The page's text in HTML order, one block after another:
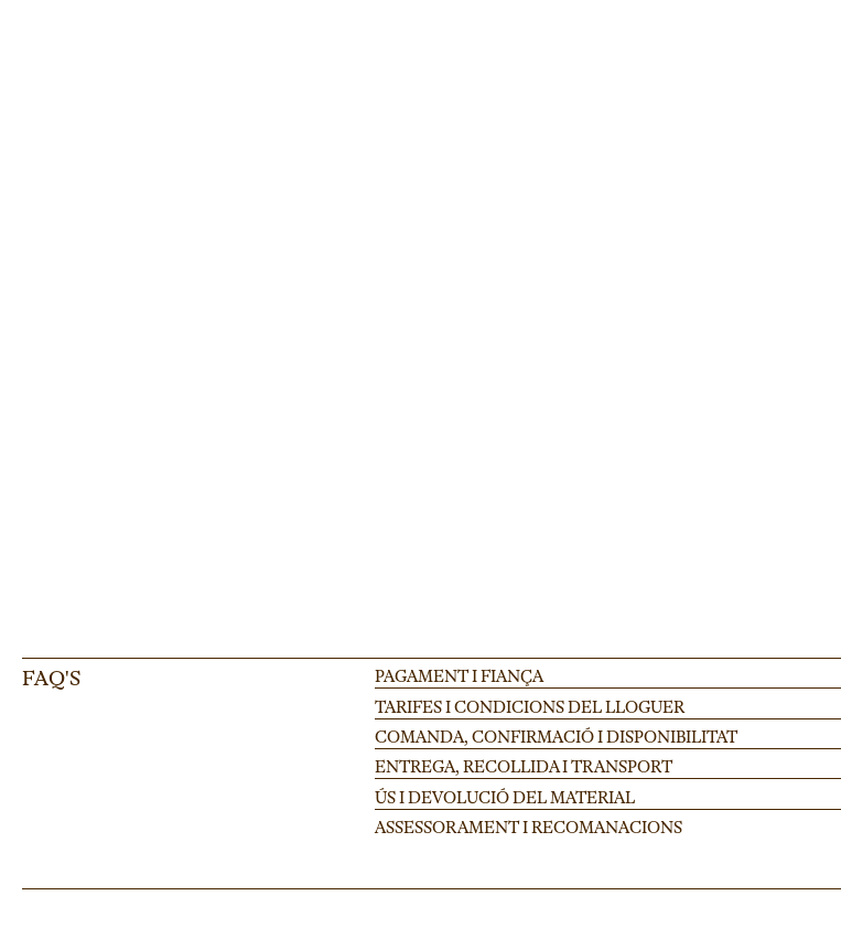
FAQ'S PAGAMENT I FIANÇA
TARIFES I CONDICIONS DEL LLOGUER
COMANDA, CONFIRMACIÓ I DISPONIBILITAT
ENTREGA, RECOLLIDA I TRANSPORT
ÚS I DEVOLUCIÓ DEL MATERIAL
ASSESSORAMENT I RECOMANACIONS